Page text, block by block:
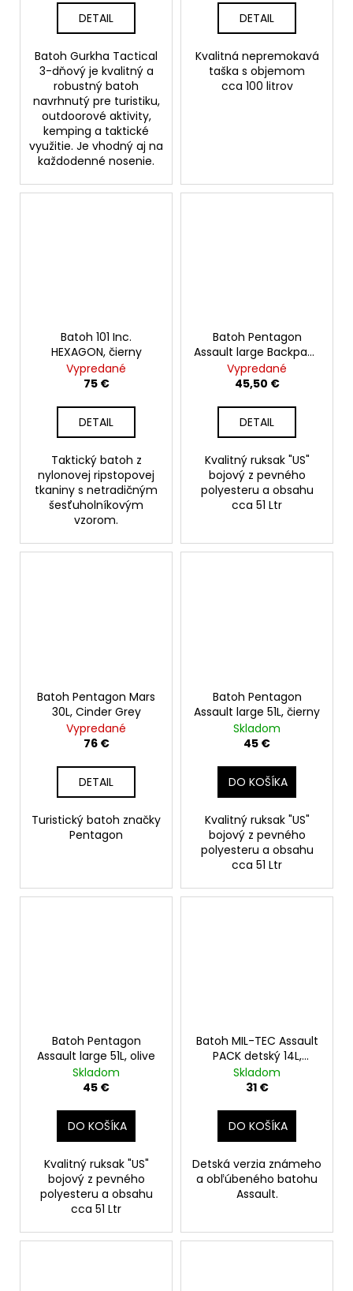
DETAIL
Batoh Gurkha Tactical
3-dňový je kvalitný a
robustný batoh
navrhnutý pre turistiku,
outdoorové aktivity,
kemping a taktické
využitie. Je vhodný aj na
každodenné nosenie.
DETAIL
Kvalitná nepremokavá
taška s objemom
cca 100 litrov
Batoh 101 Inc.
HEXAGON, čierny
Vypredané
75 €
DETAIL
Taktický batoh z
nylonovej ripstopovej
tkaniny s netradičným
šesťuholníkovým
vzorom.
Batoh Pentagon
Assault large Backpack
51L, olive
Vypredané
45,50 €
DETAIL
Kvalitný ruksak "US"
bojový z pevného
polyesteru a obsahu
cca 51 Ltr
Batoh Pentagon Mars
30L, Cinder Grey
Vypredané
76 €
DETAIL
Turistický batoh značky
Pentagon
Batoh Pentagon
Assault large 51L, čierny
Skladom
45 €
DO KOŠÍKA
Kvalitný ruksak "US"
bojový z pevného
polyesteru a obsahu
cca 51 Ltr
Batoh Pentagon
Assault large 51L, olive
Skladom
45 €
DO KOŠÍKA
Kvalitný ruksak "US"
bojový z pevného
polyesteru a obsahu
cca 51 Ltr
Batoh MIL-TEC Assault
PACK detský 14L,
woodland
Skladom
31 €
DO KOŠÍKA
Detská verzia známeho
a obľúbeného batohu
Assault.